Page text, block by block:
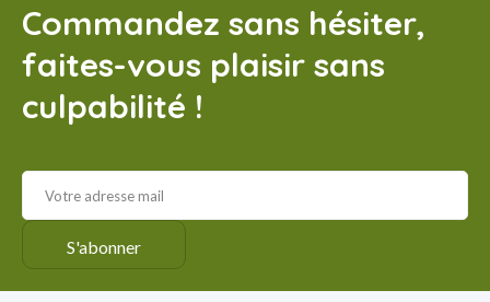
Commandez sans hésiter,
faites-vous plaisir sans
culpabilité !